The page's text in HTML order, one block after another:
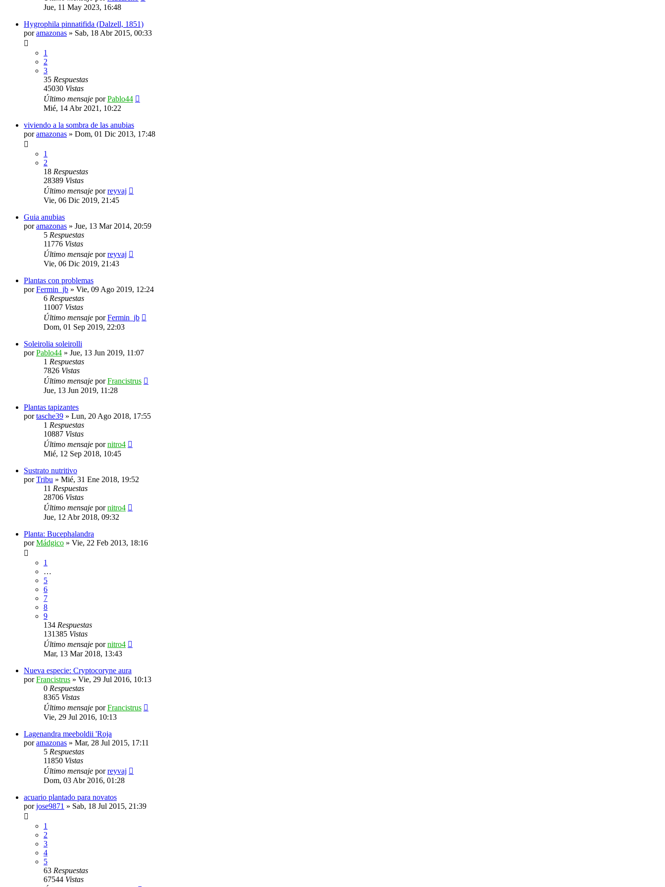
Jue, 11 May 2023, 16:48
Hygrophila pinnatifida (Dalzell, 1851)
poramazonas » Sab, 18 Abr 2015, 00:33
1
2
3
35 Respuestas
45030 Vistas
Último mensaje porPablo44
Mié, 14 Abr 2021, 10:22
viviendo a la sombra de las anubias
poramazonas » Dom, 01 Dic 2013, 17:48
1
2
18 Respuestas
28389 Vistas
Último mensaje porreyvaj
Vie, 06 Dic 2019, 21:45
Guia anubias
poramazonas » Jue, 13 Mar 2014, 20:59
5 Respuestas
11776 Vistas
Último mensaje porreyvaj
Vie, 06 Dic 2019, 21:43
Plantas con problemas
porFermin_jb » Vie, 09 Ago 2019, 12:24
6 Respuestas
11007 Vistas
Último mensaje porFermin_jb
Dom, 01 Sep 2019, 22:03
Soleirolia soleirolli
porPablo44 » Jue, 13 Jun 2019, 11:07
1 Respuestas
7826 Vistas
Último mensaje porFrancistrus
Jue, 13 Jun 2019, 11:28
Plantas tapizantes
portasche39 » Lun, 20 Ago 2018, 17:55
1 Respuestas
10887 Vistas
Último mensaje pornitro4
Mié, 12 Sep 2018, 10:45
Sustrato nutritivo
porTribu » Mié, 31 Ene 2018, 19:52
11 Respuestas
28706 Vistas
Último mensaje pornitro4
Jue, 12 Abr 2018, 09:32
Planta: Bucephalandra
porMádgico » Vie, 22 Feb 2013, 18:16
1
…
5
6
7
8
9
134 Respuestas
131385 Vistas
Último mensaje pornitro4
Mar, 13 Mar 2018, 13:43
Nueva especie: Cryptocoryne aura
porFrancistrus » Vie, 29 Jul 2016, 10:13
0 Respuestas
8365 Vistas
Último mensaje porFrancistrus
Vie, 29 Jul 2016, 10:13
Lagenandra meeboldii 'Roja
poramazonas » Mar, 28 Jul 2015, 17:11
5 Respuestas
11850 Vistas
Último mensaje porreyvaj
Dom, 03 Abr 2016, 01:28
acuario plantado para novatos
porjose9871 » Sab, 18 Jul 2015, 21:39
1
2
3
4
5
63 Respuestas
67544 Vistas